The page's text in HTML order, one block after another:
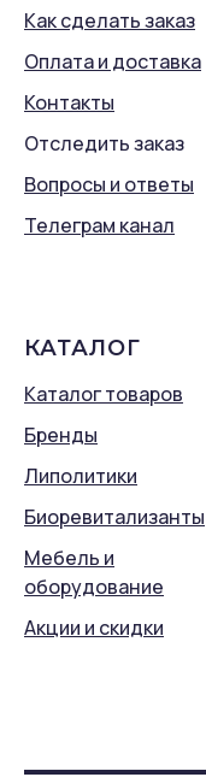
Как сделать заказ
Оплата и доставка
Контакты
Отследить заказ
Вопросы и ответы
Телеграм канал
КАТАЛОГ
Каталог товаров
Бренды
Липолитики
Биоревитализанты
Мебель и
оборудование
Акции и скидки